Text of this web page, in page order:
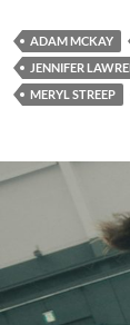
ADAM MCKAY
JENNIFER
MERYL STREEP